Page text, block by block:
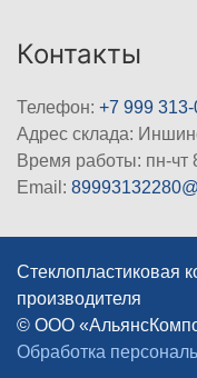
Контакты
Телефон: +7 999
Адрес склада:
Время работы: пн-чт
Email:
Стеклопластиковая
производителя
© ООО
Обработка